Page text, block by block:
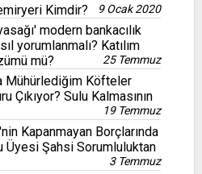
Kimdir? 9 Ocak 2020
modern bankacılık
yorumlanmalı? Katılım
mü?
25 Temmuz
Mühürlediğim Köfteler
Çıkıyor? Sulu Kalmasının
19 Temmuz
Kapanmayan Borçlarında
Üyesi Şahsi Sorumluluktan
3 Temmuz